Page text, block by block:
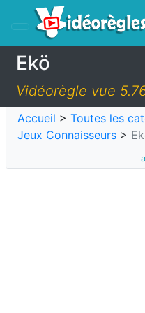
Ekö
Vidéorègle vue
Accueil > Toutes les
Jeux Connaisseurs >